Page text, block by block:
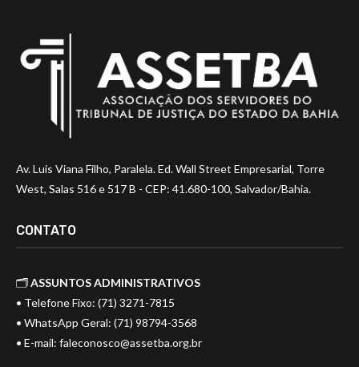
Av. Luis Viana Filho, Paralela. Ed. Wall Street Empresarial, Torre
West, Salas 516 e 517 B - CEP: 41.680-100, Salvador/Bahia.
CONTATO
🗂️ASSUNTOS ADMINISTRATIVOS
• Telefone Fixo: (71) 3271-7815
• WhatsApp Geral: (71) 98794-3568
• E-mail: faleconosco@assetba.org.br